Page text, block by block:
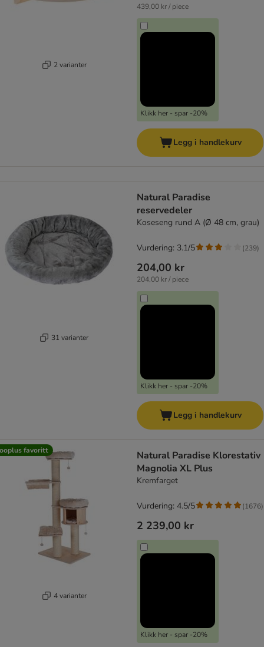
2 varianter
439,00 kr / piece
Klikk her - spar -20%
Legg i handlekurv
31 varianter
Natural Paradise
reservedeler
Koseseng rund A (Ø 48 cm, grau)
204,00 kr
204,00 kr / piece
Klikk her - spar -20%
Vurdering: 3.1/5 (239)
Legg i handlekurv
favoritt
4 varianter
Natural Paradise Klorestativ
Magnolia XL Plus
Kremfarget
2 239,00 kr
Klikk her - spar -20%
Vurdering: 4.5/5 (1676)